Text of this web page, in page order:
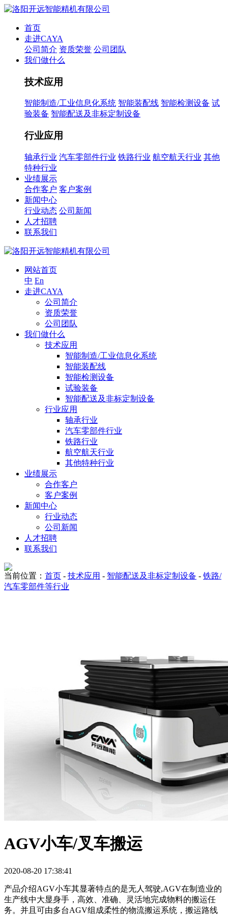
首页
走进CAYA
公司简介 资质荣誉 公司团队
我们做什么
技术应用
智能制造/工业信息化系统 智能装配线 智能检测设备 试
验装备 智能配送及非标定制设备
行业应用
轴承行业 汽车零部件行业 铁路行业 航空航天行业 其他
特种行业
业绩展示
合作客户 客户案例
新闻中心
行业动态 公司新闻
人才招聘
联系我们
网站首页
中 En
走进CAYA
公司简介
资质荣誉
公司团队
我们做什么
技术应用
智能制造/工业信息化系统
智能装配线
智能检测设备
试验装备
智能配送及非标定制设备
行业应用
轴承行业
汽车零部件行业
铁路行业
航空航天行业
其他特种行业
业绩展示
合作客户
客户案例
新闻中心
行业动态
公司新闻
人才招聘
联系我们
当前位置： 首页 - 技术应用 - 智能配送及非标定制设备 - 铁路/
汽车零部件等行业
AGV小车/叉车搬运
2020-08-20 17:38:41
产品介绍AGV小车其显著特点的是无人驾驶,AGV在制造业的
生产线中大显身手，高效、准确、灵活地完成物料的搬运任
务。并且可由多台AGV组成柔性的物流搬运系统，搬运路线